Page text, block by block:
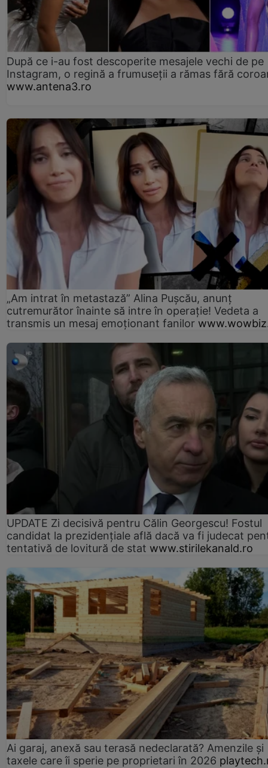
După ce i-au fost descoperite mesajele vechi de pe
Instagram, o regină a frumuseții a rămas fără
www.antena3.ro
„Am intrat în metastază” Alina Pușcău, anunț
cutremurător înainte să intre în operație! Vedeta a
transmis un mesaj emoționant fanilor
UPDATE Zi decisivă pentru Călin Georgescu! Fostul
candidat la prezidențiale află dacă va fi judecat
tentativă de lovitură de stat www.stirilekanald.ro
Ai garaj, anexă sau terasă nedeclarată? Amenzile și
taxele care îi sperie pe proprietari în 2026